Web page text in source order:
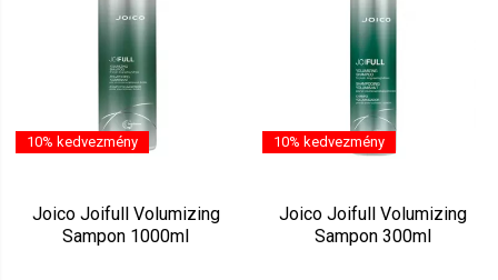
10% kedvezmény
Joico Joifull Volumizing
Sampon 1000ml
10% kedvezmény
Joico Joifull Volumizing
Sampon 300ml